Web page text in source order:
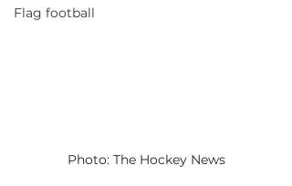
Flag football
Photo: The Hockey News